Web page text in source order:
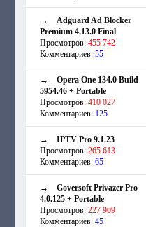
→ Adguard Ad Blocker
Premium 4.13.0 Final
Просмотров: 455 742
Комментариев: 55
→ Opera One 134.0 Build
5954.46 + Portable
Просмотров: 410 027
Комментариев: 125
→ IPTV Pro 9.1.23
Просмотров: 265 613
Комментариев: 65
→ Goversoft Privazer Pro
4.0.125 + Portable
Просмотров: 227 909
Комментариев: 45